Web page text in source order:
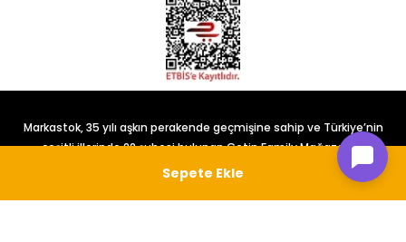
Markastok, 35 yılı aşkın perakende geçmişine sahip ve Türkiye’nin
çeşitli illerinde 22 şubesi bulunan Çetin Family Mağazacılık
tarafından kurulmuştur.